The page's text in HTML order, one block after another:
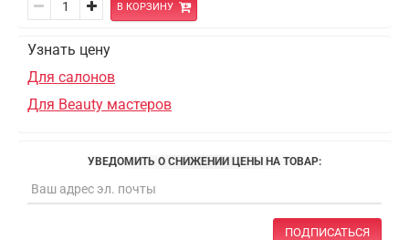
В КОРЗИНУ
Узнать цену
Для салонов
Для Beauty мастеров
УВЕДОМИТЬ О СНИЖЕНИИ ЦЕНЫ НА ТОВАР:
ПОДПИСАТЬСЯ